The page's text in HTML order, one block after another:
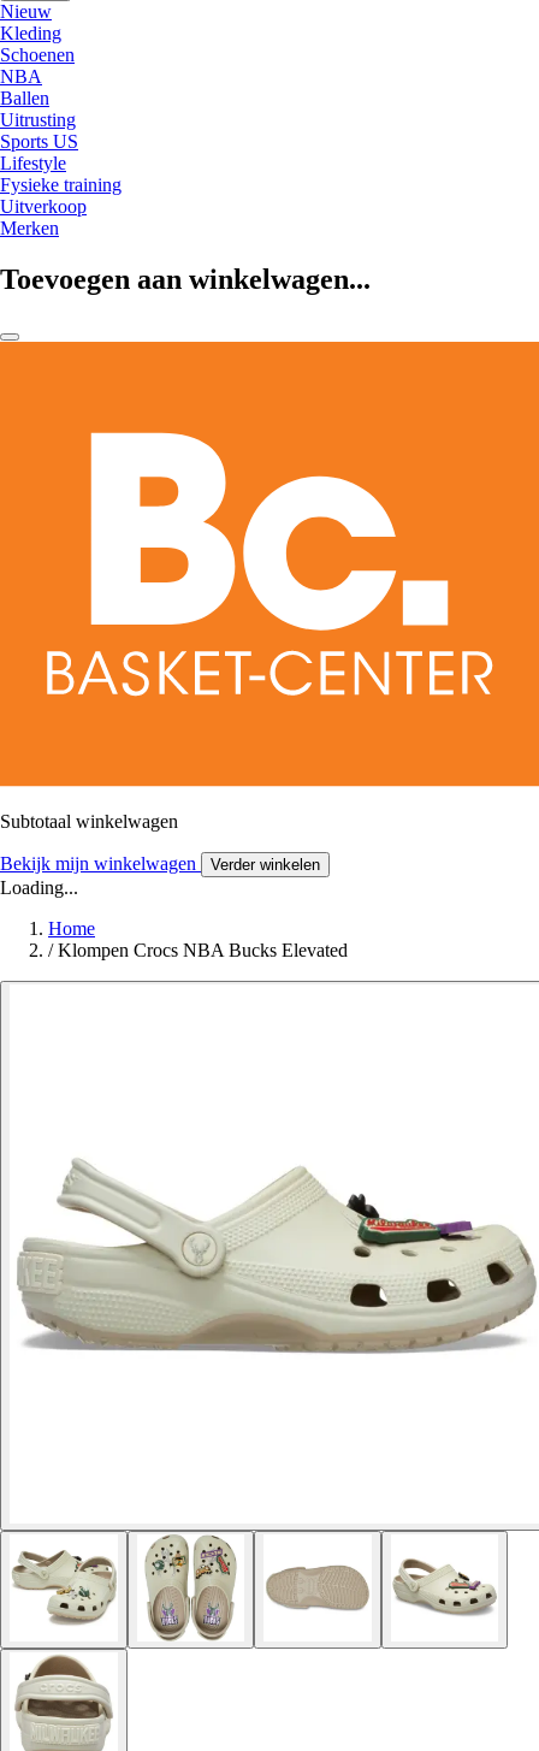
Nieuw
Kleding
Schoenen
NBA
Ballen
Uitrusting
Sports US
Lifestyle
Fysieke training
Uitverkoop
Merken
Toevoegen aan winkelwagen...
Subtotaal winkelwagen
Bekijk mijn winkelwagen Verder winkelen
Loading...
Home
/ Klompen Crocs NBA Bucks Elevated